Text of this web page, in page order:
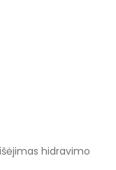
hidravimo